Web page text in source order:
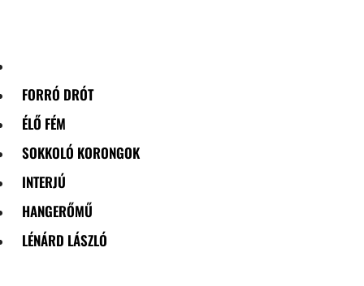
FORRÓ DRÓT
ÉLŐ FÉM
SOKKOLÓ KORONGOK
INTERJÚ
HANGERŐMŰ
LÉNÁRD LÁSZLÓ